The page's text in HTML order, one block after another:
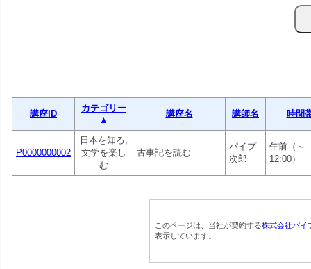
講座ID
カテゴリー
▲
講座名 講師名 時間
P0000000002
日本を知る,
文学を楽し
む
古事記を読む
パイプ
次郎
午前（～
12:00）
このページは、当社が契約する株式会社パイ
表示しています。